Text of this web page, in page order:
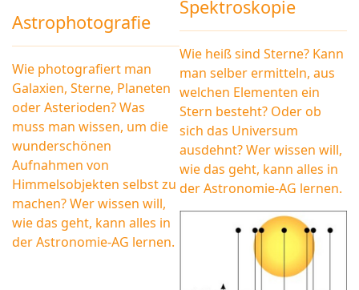
Astrophotografie
Wie photografiert man
Galaxien, Sterne, Planeten
oder Asterioden? Was
muss man wissen, um die
wunderschönen
Aufnahmen von
Himmelsobjekten selbst zu
machen? Wer wissen will,
wie das geht, kann alles in
der Astronomie-AG lernen.
Spektroskopie
Wie heiß sind Sterne? Kann
man selber ermitteln, aus
welchen Elementen ein
Stern besteht? Oder ob
sich das Universum
ausdehnt? Wer wissen will,
wie das geht, kann alles in
der Astronomie-AG lernen.